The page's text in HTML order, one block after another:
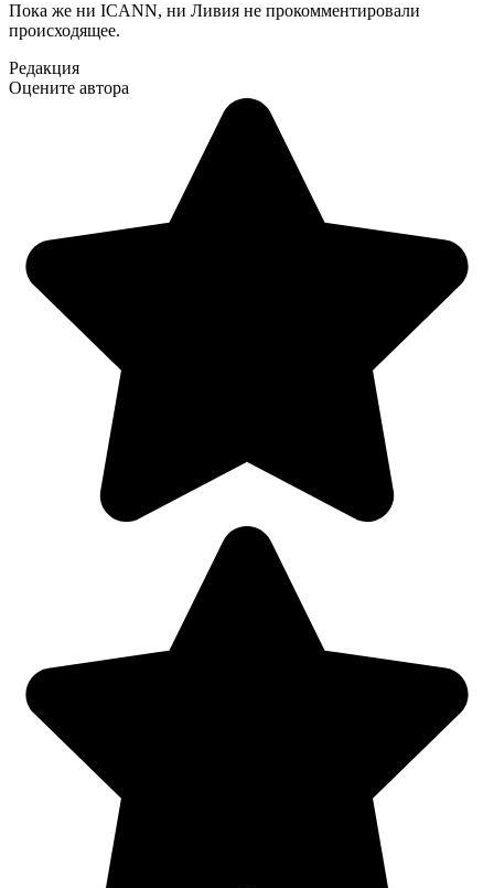
Пока же ни ICANN, ни Ливия не прокомментировали
происходящее.
Редакция
Оцените автора